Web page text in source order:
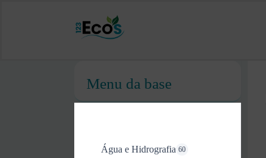
Menu da base
Água e Hidrografia 60